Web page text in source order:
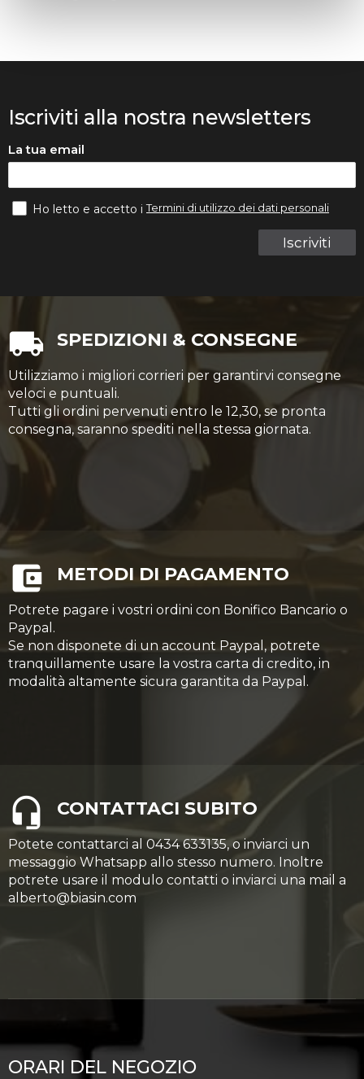
Iscriviti alla nostra newsletters
La tua email
Iscriviti
Ho letto e accetto iTermini di utilizzo dei dati personali
SPEDIZIONI & CONSEGNE
Utilizziamo i migliori corrieri per garantirvi consegne
veloci e puntuali.
Tutti gli ordini pervenuti entro le 12,30, se pronta
consegna, saranno spediti nella stessa giornata.
METODI DI PAGAMENTO
Potrete pagare i vostri ordini con Bonifico Bancario o
Paypal.
Se non disponete di un account Paypal, potrete
tranquillamente usare la vostra carta di credito, in
modalità altamente sicura garantita da Paypal.
CONTATTACI SUBITO
Potete contattarci al 0434 633135, o inviarci un
messaggio Whatsapp allo stesso numero. Inoltre
potrete usare il modulo contatti o inviarci una mail a
alberto@biasin.com
ORARI DEL NEGOZIO